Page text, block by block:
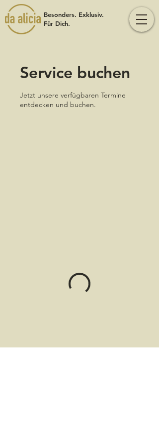
Besonders. Exklusiv.
Für Dich.
Service buchen
Jetzt unsere verfügbaren Termine
entdecken und buchen.